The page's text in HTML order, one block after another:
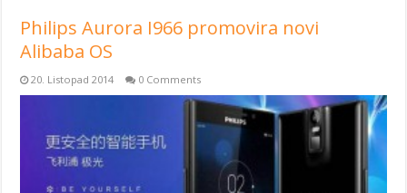
Philips Aurora I966 promovira novi
Alibaba OS
20. Listopad 2014 0 Comments